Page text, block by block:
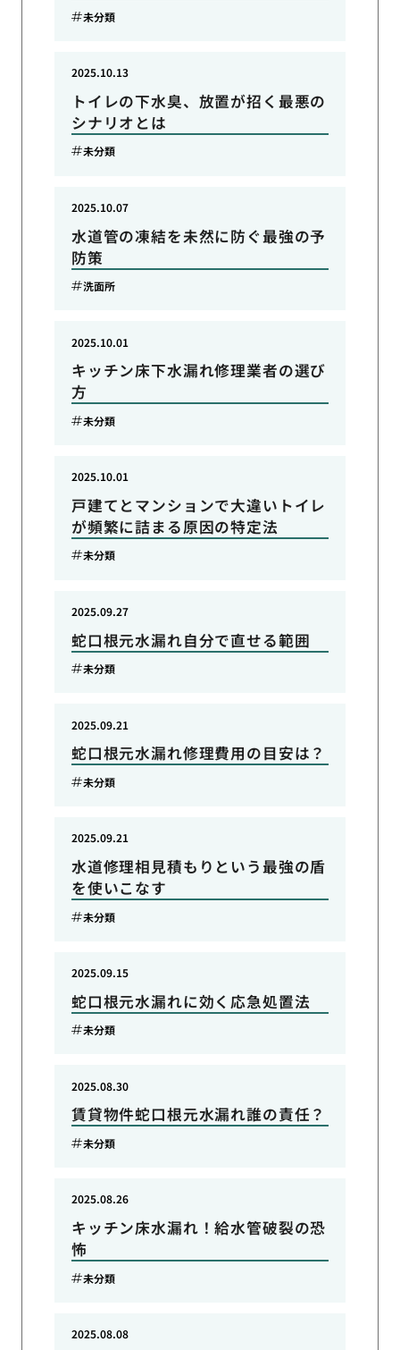
未分類
トイレの下水臭、放置が招く最悪の
シナリオとは
2025.10.13
未分類
水道管の凍結を未然に防ぐ最強の予
防策
2025.10.07
洗面所
キッチン床下水漏れ修理業者の選び
方
2025.10.01
未分類
戸建てとマンションで大違いトイレ
が頻繁に詰まる原因の特定法
2025.10.01
未分類
蛇口根元水漏れ自分で直せる範囲
2025.09.27
未分類
蛇口根元水漏れ修理費用の目安は？
2025.09.21
未分類
水道修理相見積もりという最強の盾
を使いこなす
2025.09.21
未分類
蛇口根元水漏れに効く応急処置法
2025.09.15
未分類
賃貸物件蛇口根元水漏れ誰の責任？
2025.08.30
未分類
キッチン床水漏れ！給水管破裂の恐
怖
2025.08.26
未分類
2025.08.08